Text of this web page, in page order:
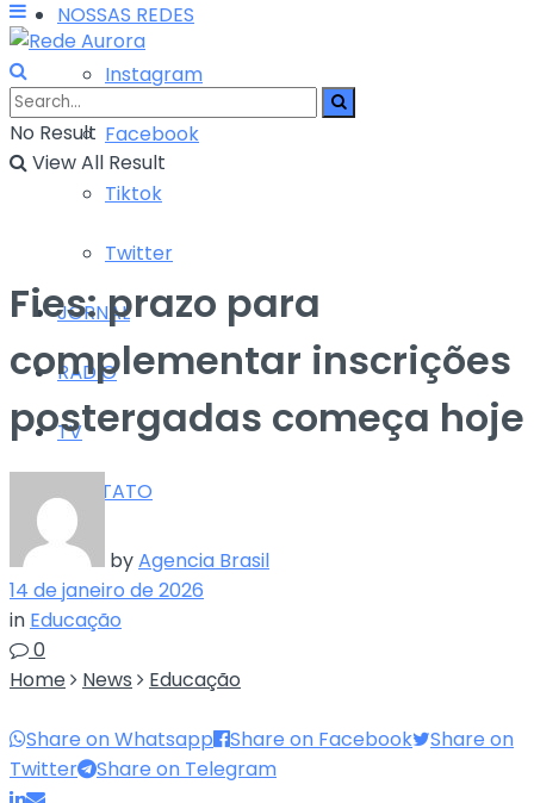
NOSSAS REDES
Instagram
Facebook
Tiktok
Twitter
JORNAL
RÁDIO
TV
CONTATO
No Result
View All Result
Fies: prazo para
complementar inscrições
postergadas começa hoje
byAgencia Brasil
14 de janeiro de 2026
in Educação
0
Home
News Educação
Share on Whatsapp Share on Facebook
Share on
Twitter
Share on Telegram